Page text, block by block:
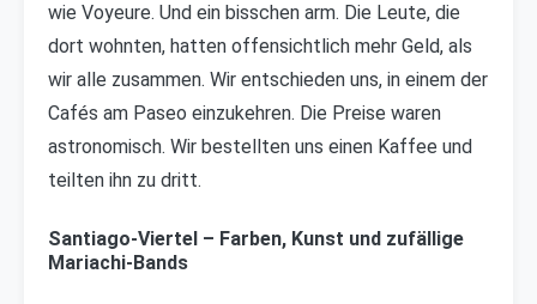
wie Voyeure. Und ein bisschen arm. Die Leute, die
dort wohnten, hatten offensichtlich mehr Geld, als
wir alle zusammen. Wir entschieden uns, in einem der
Cafés am Paseo einzukehren. Die Preise waren
astronomisch. Wir bestellten uns einen Kaffee und
teilten ihn zu dritt.
Santiago-Viertel – Farben, Kunst und zufällige
Mariachi-Bands